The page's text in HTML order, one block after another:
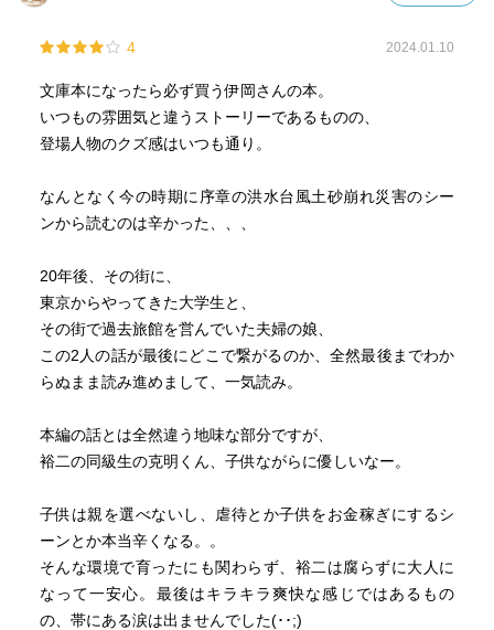
4 2024.01.10
文庫本になったら必ず買う伊岡さんの本。
いつもの雰囲気と違うストーリーであるものの、
登場人物のクズ感はいつも通り。
なんとなく今の時期に序章の洪水台風土砂崩れ災害のシー
ンから読むのは辛かった、、、
20年後、その街に、
東京からやってきた大学生と、
その街で過去旅館を営んでいた夫婦の娘、
この2人の話が最後にどこで繋がるのか、全然最後までわか
らぬまま読み進めまして、一気読み。
本編の話とは全然違う地味な部分ですが、
裕二の同級生の克明くん、子供ながらに優しいなー。
子供は親を選べないし、虐待とか子供をお金稼ぎにするシ
ーンとか本当辛くなる。。
そんな環境で育ったにも関わらず、裕二は腐らずに大人に
なって一安心。最後はキラキラ爽快な感じではあるもの
の、帯にある涙は出ませんでした(･･;)